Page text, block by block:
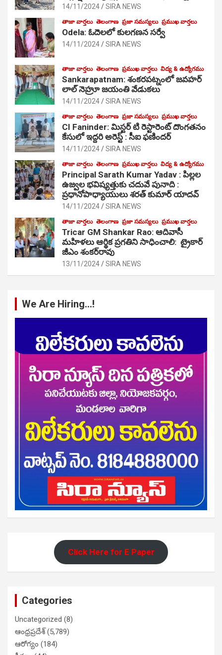
14/11/2024 SIRA NEWS
తాజా వార్తలు తెలంగాణ ప్రజా సమస్యలు ప్రముఖ వార్తలు
Odela: ఓదెలలో కులగణన సర్వే
14/11/2024 SIRA NEWS
తాజా వార్తలు తెలంగాణ ప్రముఖ వార్తలు విద్య & ఉద్యోగము
Sankarapatnam: శంకరపట్నంలో జవహర్
లాల్ నెహ్రూ జయంతి వేడుకలు
14/11/2024 SIRA NEWS
తాజా వార్తలు తెలంగాణ ప్రజా సమస్యలు ప్రముఖ వార్తలు
CI Faninder: మిస్టర్ టి రెస్టారెంట్ దొంగతనం
కేసులో ఇద్దరి అరెస్ట్ : సీఐ ఫణిందర్
14/11/2024 SIRA NEWS
తాజా వార్తలు తెలంగాణ ప్రముఖ వార్తలు విద్య & ఉద్యోగము
Principal Sarath Kumar Yadav : పిల్లల
ఉజ్వల భవిష్యత్తుకు చదువే పునాది :
ప్రధానోపాధ్యాయులు శరత్ కుమార్ యాదవ్
14/11/2024 SIRA NEWS
తాజా వార్తలు తెలంగాణ ప్రజా సమస్యలు ప్రముఖ వార్తలు
Tricar GM Shankar Rao: ఆదివాసీ
మహిళలు ఆర్థిక ప్రగతిని సాధించాలి: ట్రైకార్
జీఎం శంకర్‌రావు
13/11/2024 SIRA NEWS
We Are Hiring…!
Click Here for E Paper
Categories
Uncategorized (8)
ఆంధ్రప్రదేశ్(5,789)
ఆరోగ్యం (184)